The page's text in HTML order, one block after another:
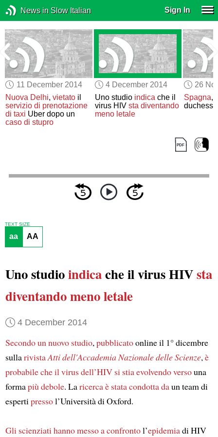
News in Slow Italian Sign In
11 December 2014
Nuova Delhi,vietato il
servizio di prenotazione
di taxi Uber dopo un
caso di stupro
4 December 2014
Uno studio indicache il
virus HIV sta diventando
meno letale
26
Spagna,
TEXT SIZE
aa AA
Uno studioindicache il virus HIVsta
diventandomeno letale
4 December 2014
Secondo un nuovo studio,pubblicatoonline il 1° dicembre
sullarivistaAtti dell'Accademia Nazionale delle Scienze,è
probabile che il virus dell’HIV si stia evolvendoversouna
formapiù debole. Laricercaè stata condotta daun team di
espertipressol’Università di Oxford.
Gli scienziatihanno messo a confrontol’epidemiadi HIV